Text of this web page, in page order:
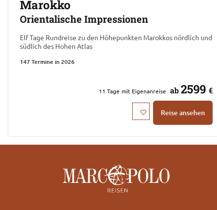
Marokko
Orientalische Impressionen
Elf Tage Rundreise zu den Höhepunkten Marokkos nördlich und
südlich des Hohen Atlas
147 Termine in 2026
11 Tage mit Eigenanreise ab2599 €
Reise ansehen